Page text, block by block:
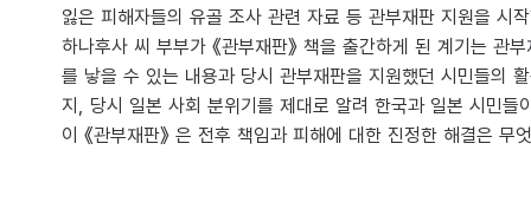
잃은 피해자들의 유골 조사 관련 자료 등 관부재판 지원을 시
하나후사 씨 부부가 《관부재판》 책을 출간하게 된 계기는 관
를 낳을 수 있는 내용과 당시 관부재판을 지원했던 시민들의
지, 당시 일본 사회 분위기를 제대로 알려 한국과 일본 시민
이 《관부재판》 은 전후 책임과 피해에 대한 진정한 해결은